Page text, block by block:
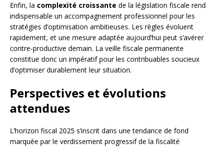
Enfin, la complexité croissante de la législation fiscale rend
indispensable un accompagnement professionnel pour les
stratégies d’optimisation ambitieuses. Les règles évoluent
rapidement, et une mesure adaptée aujourd’hui peut s’avérer
contre-productive demain. La veille fiscale permanente
constitue donc un impératif pour les contribuables soucieux
d’optimiser durablement leur situation.
Perspectives et évolutions
attendues
L’horizon fiscal 2025 s’inscrit dans une tendance de fond
marquée par le verdissement progressif de la fiscalité